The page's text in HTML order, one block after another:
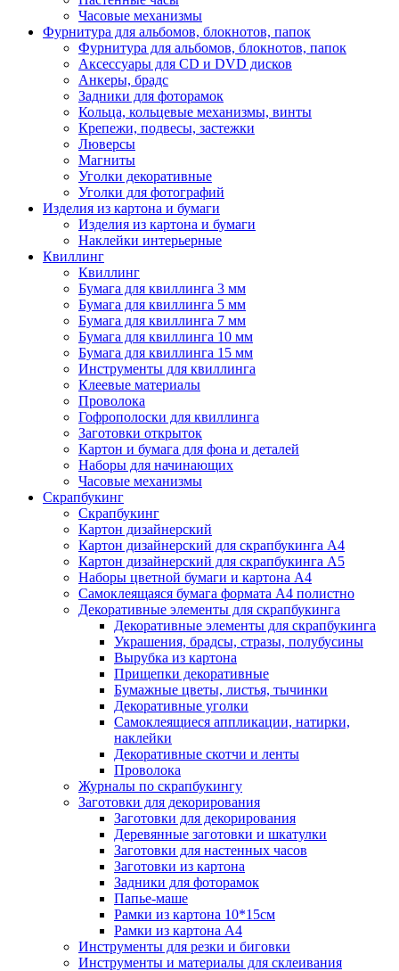
Часовые механизмы
Фурнитура для альбомов, блокнотов, папок
Фурнитура для альбомов, блокнотов, папок
Аксессуары для CD и DVD дисков
Анкеры, брадс
Задники для фоторамок
Кольца, кольцевые механизмы, винты
Крепежи, подвесы, застежки
Люверсы
Магниты
Уголки декоративные
Уголки для фотографий
Изделия из картона и бумаги
Изделия из картона и бумаги
Наклейки интерьерные
Квиллинг
Квиллинг
Бумага для квиллинга 3 мм
Бумага для квиллинга 5 мм
Бумага для квиллинга 7 мм
Бумага для квиллинга 10 мм
Бумага для квиллинга 15 мм
Инструменты для квиллинга
Клеевые материалы
Проволока
Гофрополоски для квиллинга
Заготовки открыток
Картон и бумага для фона и деталей
Наборы для начинающих
Часовые механизмы
Скрапбукинг
Скрапбукинг
Картон дизайнерский
Картон дизайнерский для скрапбукинга А4
Картон дизайнерский для скрапбукинга А5
Наборы цветной бумаги и картона А4
Самоклеящаяся бумага формата А4 полистно
Декоративные элементы для скрапбукинга
Декоративные элементы для скрапбукинга
Украшения, брадсы, стразы, полубусины
Вырубка из картона
Прищепки декоративные
Бумажные цветы, листья, тычинки
Декоративные уголки
Самоклеящиеся аппликации, натирки,
наклейки
Декоративные скотчи и ленты
Проволока
Журналы по скрапбукингу
Заготовки для декорирования
Заготовки для декорирования
Деревянные заготовки и шкатулки
Заготовки для настенных часов
Заготовки из картона
Задники для фоторамок
Папье-маше
Рамки из картона 10*15см
Рамки из картона А4
Инструменты для резки и биговки
Инструменты и материалы для склеивания